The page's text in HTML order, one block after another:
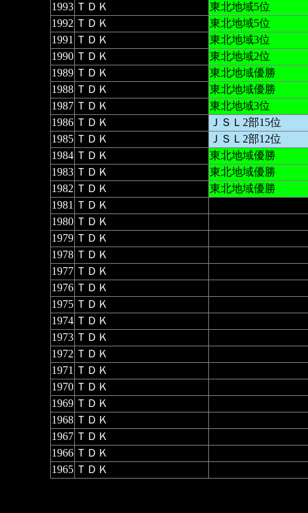
1993 ＴＤＫ
東北地域5位
1992 ＴＤＫ
東北地域5位
1991 ＴＤＫ
東北地域3位
1990 ＴＤＫ
東北地域2位
1989 ＴＤＫ
東北地域優勝
1988 ＴＤＫ
東北地域優勝
1987 ＴＤＫ
東北地域3位
1986 ＴＤＫ
ＪＳＬ2部15位
1985 ＴＤＫ
ＪＳＬ2部12位
1984 ＴＤＫ
東北地域優勝
1983 ＴＤＫ
東北地域優勝
1982 ＴＤＫ
東北地域優勝
1981 ＴＤＫ
1980 ＴＤＫ
1979 ＴＤＫ
1978 ＴＤＫ
1977 ＴＤＫ
1976 ＴＤＫ
1975 ＴＤＫ
1974 ＴＤＫ
1973 ＴＤＫ
1972 ＴＤＫ
1971 ＴＤＫ
1970 ＴＤＫ
1969 ＴＤＫ
1968 ＴＤＫ
1967 ＴＤＫ
1966 ＴＤＫ
1965 ＴＤＫ